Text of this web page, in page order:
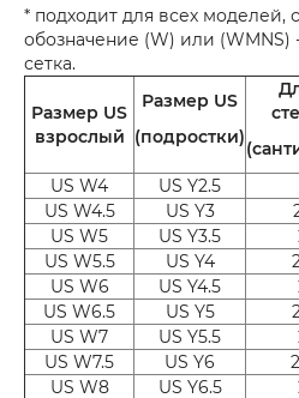
* подходит для всех
обозначение (W) или (WMNS)
сетка.
Размер US
взрослый
Размер US
(подростки)
US W4 US Y2.5
US W4.5
US Y3
US W5
US Y3.5
US W5.5
US Y4
US W6
US Y4.5
US W6.5
US Y5
US W7
US Y5.5
US W7.5
US Y6
US W8
US Y6.5